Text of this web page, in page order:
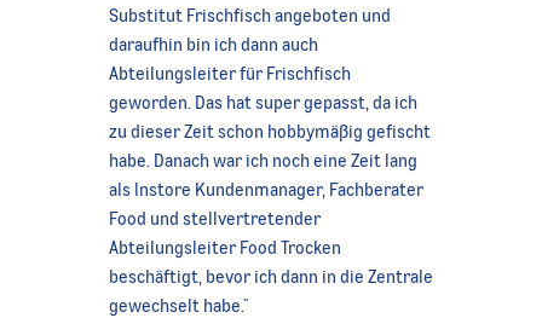
Substitut Frischfisch angeboten und
daraufhin bin ich dann auch
Abteilungsleiter für Frischfisch
geworden. Das hat super gepasst, da ich
zu dieser Zeit schon hobbymäßig gefischt
habe. Danach war ich noch eine Zeit lang
als Instore Kundenmanager, Fachberater
Food und stellvertretender
Abteilungsleiter Food Trocken
beschäftigt, bevor ich dann in die Zentrale
gewechselt habe."